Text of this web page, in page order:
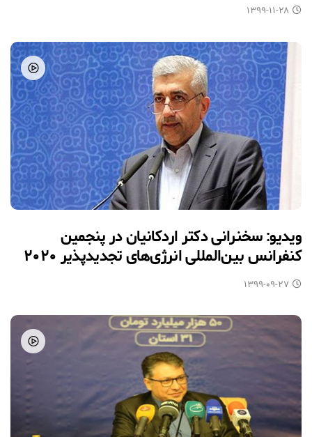
۱۳۹۹-۱۱-۲۸
ویدیو: سخنرانی دکتر اردکانیان در پنجمین
کنفرانس بین‌المللی انرژی‌های تجدیدپذیر ۲۰۲۰
۱۳۹۹-۰۹-۲۷